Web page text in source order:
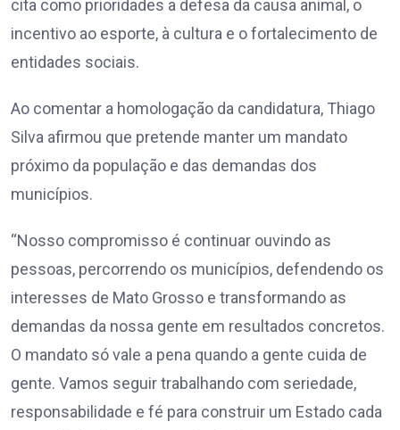
cita como prioridades a defesa da causa animal, o
incentivo ao esporte, à cultura e o fortalecimento de
entidades sociais.
Ao comentar a homologação da candidatura, Thiago
Silva afirmou que pretende manter um mandato
próximo da população e das demandas dos
municípios.
“Nosso compromisso é continuar ouvindo as
pessoas, percorrendo os municípios, defendendo os
interesses de Mato Grosso e transformando as
demandas da nossa gente em resultados concretos.
O mandato só vale a pena quando a gente cuida de
gente. Vamos seguir trabalhando com seriedade,
responsabilidade e fé para construir um Estado cada